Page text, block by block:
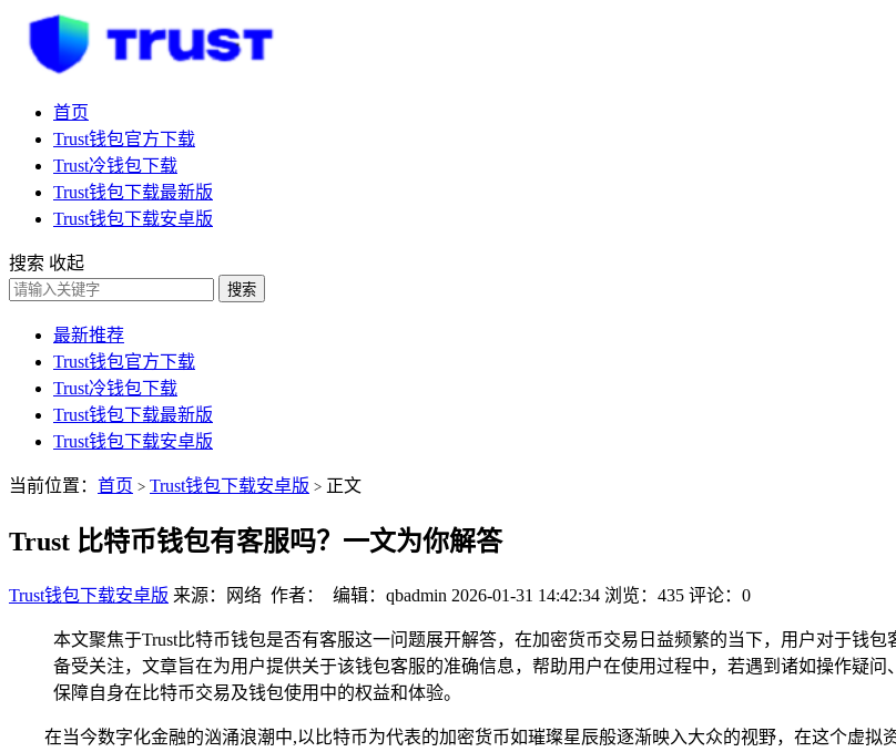
首页
Trust钱包官方下载
Trust冷钱包下载
Trust钱包下载最新版
Trust钱包下载安卓版
搜索 收起
搜索
最新推荐
Trust钱包官方下载
Trust冷钱包下载
Trust钱包下载最新版
Trust钱包下载安卓版
当前位置： 首页 > Trust钱包下载安卓版 > 正文
Trust 比特币钱包有客服吗？一文为你解答
Trust钱包下载安卓版 来源：网络 作者： 编辑：qbadmin 2026-01-31 14:42:34 浏览：435 评论：0
本文聚焦于Trust比特币钱包是否有客服这一问题展开解答，在加密货币交易日益频繁的当下，用户对于钱
备受关注，文章旨在为用户提供关于该钱包客服的准确信息，帮助用户在使用过程中，若遇到诸如操作疑
保障自身在比特币交易及钱包使用中的权益和体验。
在当今数字化金融的汹涌浪潮中,以比特币为代表的加密货币如璀璨星辰般逐渐映入大众的视野，在这个虚